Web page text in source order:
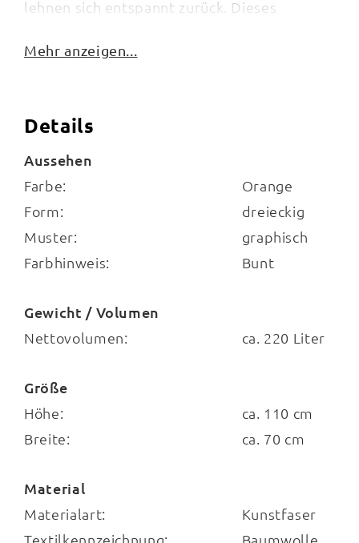
lehnen sich entspannt zurück. Dieses
erhältlich.
Sitzkissen verfügt über eine Größe von ca. 70
cm x 110 cm (B/H) und schmiegt sich an Ihren
Körper. Das Sitzmöbel punktet durch seine
lange Haltbarkeit und die stabile Form.
Mittels eines Reißverschlusses nehmen Sie
bei Bedarf den Bezug ab und reinigen ihn
Mehr anzeigen...
Details
Aussehen
Farbe:
Orange
Form:
dreieckig
Muster:
graphisch
Farbhinweis:
Bunt
Gewicht / Volumen
Nettovolumen:
ca. 220 Liter
Größe
Höhe:
ca. 110 cm
Breite:
ca. 70 cm
Material
Materialart:
Kunstfaser